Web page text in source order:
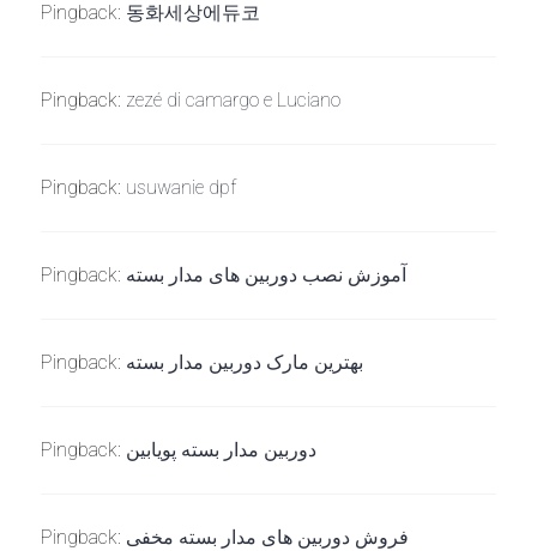
Pingback: 동화세상에듀코
Pingback: zezé di camargo e Luciano
Pingback: usuwanie dpf
Pingback: آموزش نصب دوربین های مدار بسته
Pingback: بهترین مارک دوربین مدار بسته
Pingback: دوربین مدار بسته پویابین
Pingback: فروش دوربین های مدار بسته مخفی